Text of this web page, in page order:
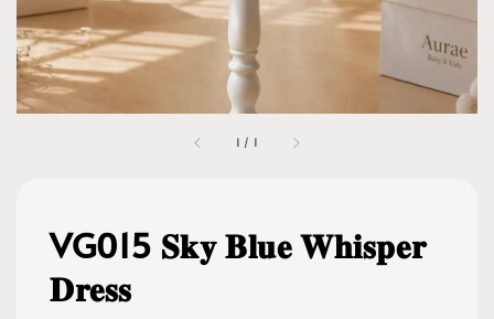
1 / 1
VG015 𝐒𝐤𝐲 𝐁𝐥𝐮𝐞 𝐖𝐡𝐢𝐬𝐩𝐞𝐫
𝐃𝐫𝐞𝐬𝐬